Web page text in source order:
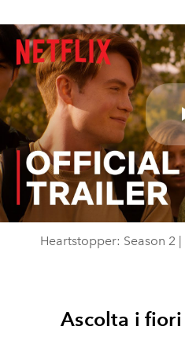
Heartstopper: Season 2
Ascolta i